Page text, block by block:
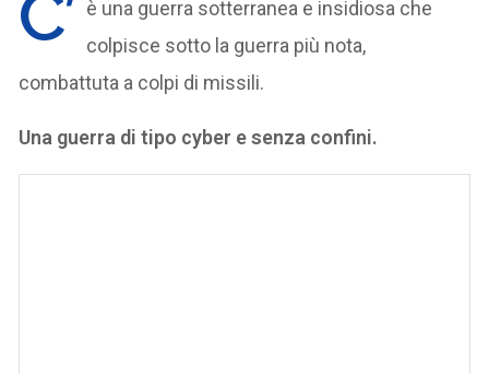
è una guerra sotterranea e insidiosa che
colpisce sotto la guerra più nota,
combattuta a colpi di missili.
Una guerra di tipo cyber e senza confini.